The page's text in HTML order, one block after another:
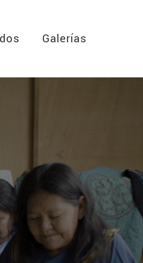
Galerías